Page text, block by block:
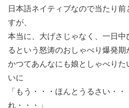
日本語ネイティブなので当たり
すが、
本当に、大げさじゃなく、一日中
るという怒涛のおしゃべり爆発期
かつてあんなにも娘としゃべり
いに
「もう・・・ほんとうるさい・
れ・・・」